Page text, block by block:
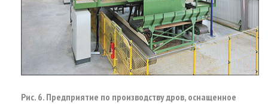
Рис. 6. Предприятие по производству дров, оснащенное